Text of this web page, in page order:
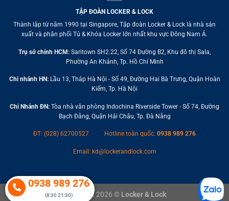
TẬP ĐOÀN LOCKER & LOCK
Thành lập từ năm 1990 tại Singapore, Tập đoàn Locker & Lock là nhà sản
xuất và phân phối Tủ & Khóa Locker lớn nhất khu vực Đông Nam Á.
Trụ sở chính HCM: Saritown SH2.22, Số 74 Đường B2, Khu đô thị Sala,
Phường An Khánh, Tp. Hồ Chí Minh
Chi nhánh HN:Lầu 13, Tháp Hà Nội - Số 49, Đường Hai Bà Trưng, Quận Hoàn
Kiếm, Tp. Hà Nội
Chi Nhánh ĐN: Tòa nhà văn phòng Indochina Riverside Tower - Số 74, Đường
Bạch Đằng, Quận Hải Châu, Tp. Đà Nẵng
ĐT: (028) 62700527 Hotline toàn quốc: 0938 989 276
Email: kd@lockerandlock.com
Copyright 2026 © Locker & Lock
0938 989 276
(8:30 21:30)